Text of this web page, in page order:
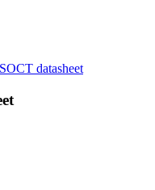
datasheet